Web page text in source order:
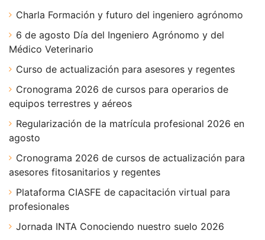
Charla Formación y futuro del ingeniero agrónomo
6 de agosto Día del Ingeniero Agrónomo y del
Médico Veterinario
Curso de actualización para asesores y regentes
Cronograma 2026 de cursos para operarios de
equipos terrestres y aéreos
Regularización de la matrícula profesional 2026 en
agosto
Cronograma 2026 de cursos de actualización para
asesores fitosanitarios y regentes
Plataforma CIASFE de capacitación virtual para
profesionales
Jornada INTA Conociendo nuestro suelo 2026